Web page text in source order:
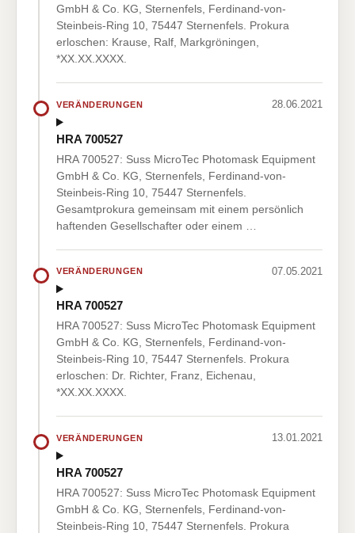
GmbH & Co. KG, Sternenfels, Ferdinand-von-
Steinbeis-Ring 10, 75447 Sternenfels. Prokura
erloschen: Krause, Ralf, Markgröningen,
*XX.XX.XXXX.
VERÄNDERUNGEN 28.06.2021
HRA 700527
HRA 700527: Suss MicroTec Photomask Equipment
GmbH & Co. KG, Sternenfels, Ferdinand-von-
Steinbeis-Ring 10, 75447 Sternenfels.
Gesamtprokura gemeinsam mit einem persönlich
haftenden Gesellschafter oder einem …
VERÄNDERUNGEN 07.05.2021
HRA 700527
HRA 700527: Suss MicroTec Photomask Equipment
GmbH & Co. KG, Sternenfels, Ferdinand-von-
Steinbeis-Ring 10, 75447 Sternenfels. Prokura
erloschen: Dr. Richter, Franz, Eichenau,
*XX.XX.XXXX.
VERÄNDERUNGEN 13.01.2021
HRA 700527
HRA 700527: Suss MicroTec Photomask Equipment
GmbH & Co. KG, Sternenfels, Ferdinand-von-
Steinbeis-Ring 10, 75447 Sternenfels. Prokura